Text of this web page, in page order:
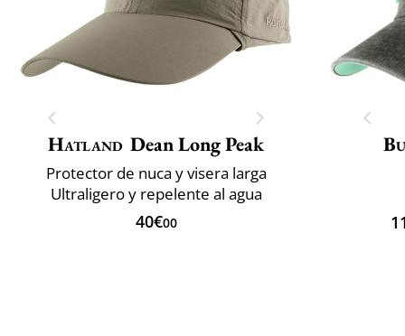
Hatland Dean Long Peak
Protector de nuca y visera larga
Ultraligero y repelente al agua
40€00